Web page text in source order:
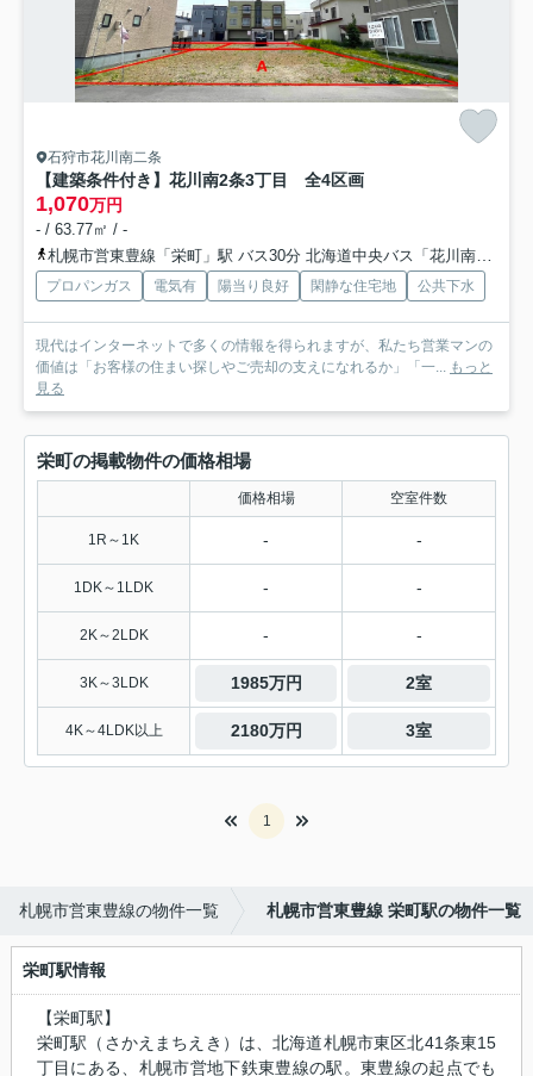
石狩市花川南二条
【建築条件付き】花川南2条3丁目 全4区画
1,070万円
- / 63.77㎡ / -
札幌市営東豊線「栄町」駅 バス30分 北海道中央バス「花川南２条３丁目」 停歩3分
プロパンガス 電気有 陽当り良好 閑静な住宅地 公共下水
現代はインターネットで多くの情報を得られますが、私たち営業マンの
価値は「お客様の住まい探しやご売却の支えになれるか」「一... もっと
見る
栄町の掲載物件の価格相場
価格相場 空室件数
1R～1K - -
1DK～1LDK - -
2K～2LDK - -
3K～3LDK 1985万円 2室
4K～4LDK以上 2180万円 3室
1
札幌市営東豊線の物件一覧 札幌市営東豊線 栄町駅の物件一覧
栄町駅情報
【栄町駅】
栄町駅（さかえまちえき）は、北海道札幌市東区北41条東15
丁目にある、札幌市営地下鉄東豊線の駅。東豊線の起点でも